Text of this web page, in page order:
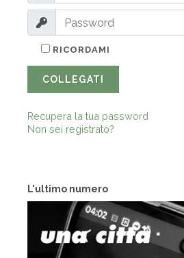
L'ultimo numero
RICORDAMI
COLLEGATI
Recupera la tua password
Non sei registrato?